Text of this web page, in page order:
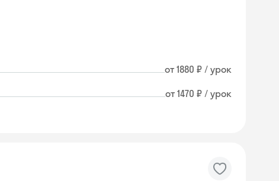
от 1880 ₽ / урок
от 1470 ₽ / урок